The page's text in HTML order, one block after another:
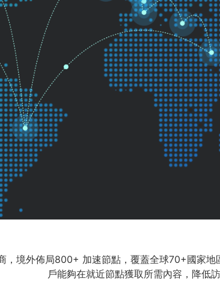
境外佈局800+ 加速節點，覆蓋全球70+國家
戶能夠在就近節點獲取所需內容，降低訪